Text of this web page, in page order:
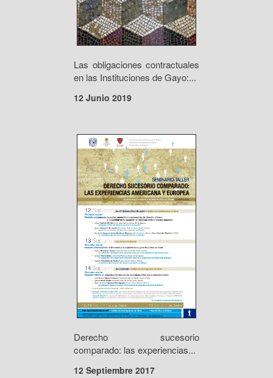
Las obligaciones contractuales
en las Instituciones de Gayo:...
12 Junio 2019
Derecho sucesorio
comparado: las experiencias...
12 Septiembre 2017